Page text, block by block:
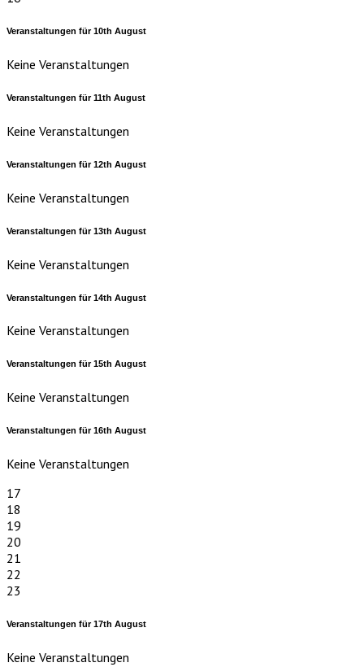
Veranstaltungen für10th August
Keine Veranstaltungen
Veranstaltungen für11th August
Keine Veranstaltungen
Veranstaltungen für12th August
Keine Veranstaltungen
Veranstaltungen für13th August
Keine Veranstaltungen
Veranstaltungen für14th August
Keine Veranstaltungen
Veranstaltungen für15th August
Keine Veranstaltungen
Veranstaltungen für16th August
Keine Veranstaltungen
17
18
19
20
21
22
23
Veranstaltungen für17th August
Keine Veranstaltungen